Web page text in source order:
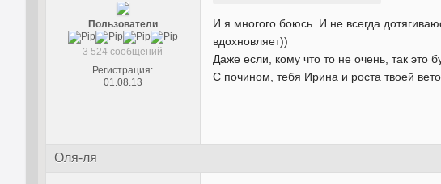
Пользователи
3 524 сообщений
Регистрация:
01.08.13
И я многого боюсь. И не всегда
вдохновляет))
Даже если, кому что то не очень, так это
С почином, тебя Ирина и роста твоей
Оля-ля